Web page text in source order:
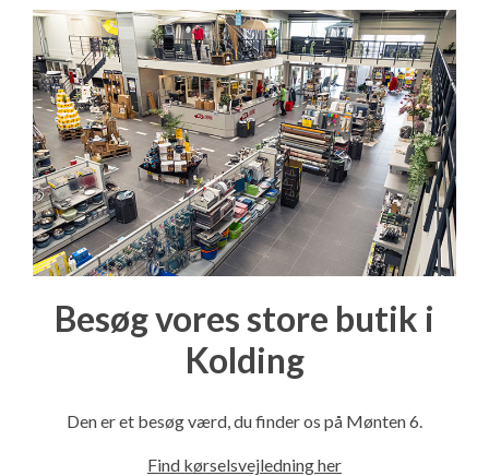
Besøg vores store butik i
Kolding
Den er et besøg værd, du finder os på Mønten 6.
Find kørselsvejledning her